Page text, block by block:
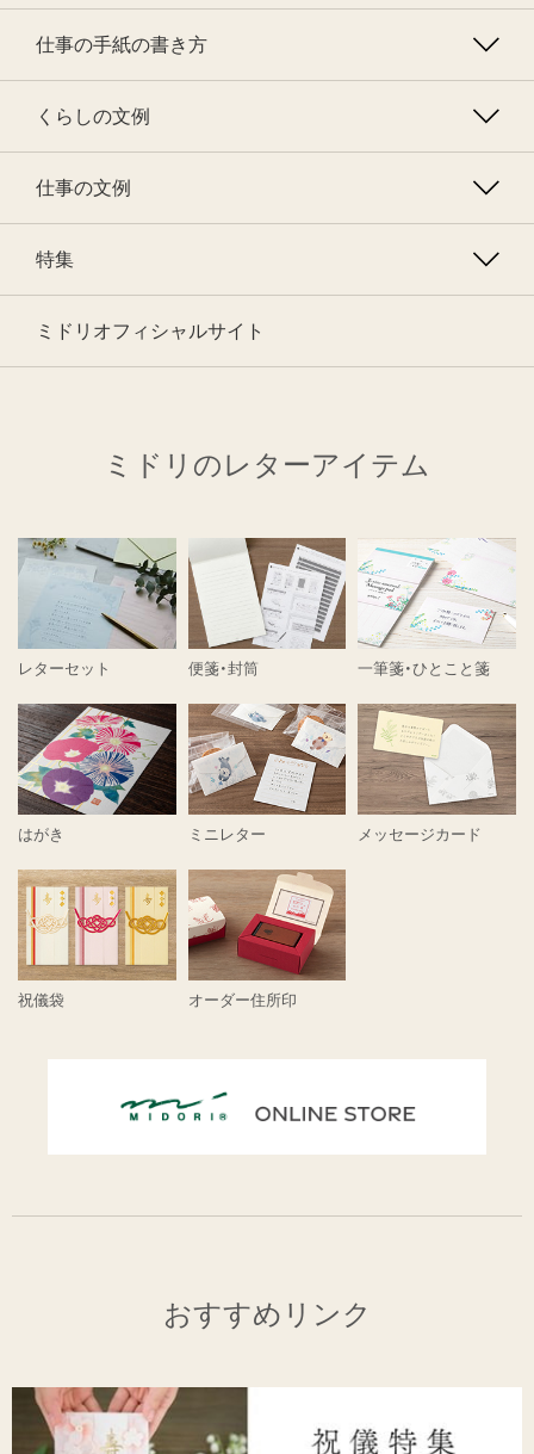
仕事の手紙の書き方
くらしの文例
仕事の文例
特集
ミドリオフィシャルサイト
ミドリのレターアイテム
レターセット 便箋・封筒 一筆箋・ひとこと箋
はがき ミニレター メッセージカード
祝儀袋 オーダー住所印
おすすめリンク